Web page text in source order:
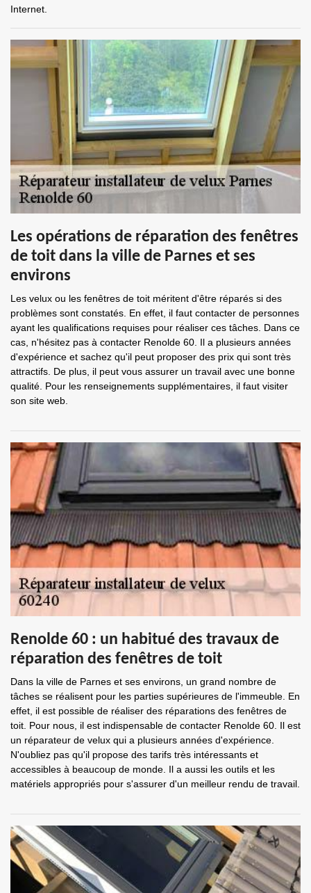
Internet.
Les opérations de réparation des fenêtres
de toit dans la ville de Parnes et ses
environs
Les velux ou les fenêtres de toit méritent d'être réparés si des
problèmes sont constatés. En effet, il faut contacter de personnes
ayant les qualifications requises pour réaliser ces tâches. Dans ce
cas, n'hésitez pas à contacter Renolde 60. Il a plusieurs années
d'expérience et sachez qu'il peut proposer des prix qui sont très
attractifs. De plus, il peut vous assurer un travail avec une bonne
qualité. Pour les renseignements supplémentaires, il faut visiter
son site web.
Renolde 60 : un habitué des travaux de
réparation des fenêtres de toit
Dans la ville de Parnes et ses environs, un grand nombre de
tâches se réalisent pour les parties supérieures de l'immeuble. En
effet, il est possible de réaliser des réparations des fenêtres de
toit. Pour nous, il est indispensable de contacter Renolde 60. Il est
un réparateur de velux qui a plusieurs années d'expérience.
N'oubliez pas qu'il propose des tarifs très intéressants et
accessibles à beaucoup de monde. Il a aussi les outils et les
matériels appropriés pour s'assurer d'un meilleur rendu de travail.